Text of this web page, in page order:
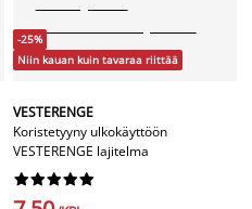
-25%
Niin kauan kuin tavaraa riittää
VESTERENGE
Koristetyyny ulkokäyttöön
VESTERENGE lajitelma





